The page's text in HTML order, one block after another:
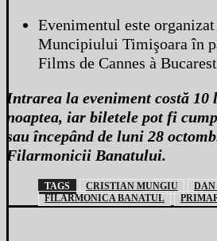
Evenimentul este
Muncipiului Timişoara în
Films de Cannes à Bucarest
Intrarea la eveniment costă 10
noaptea, iar biletele pot fi
sau începând de luni 28
Filarmonicii Banatului.
TAGS CRISTIAN MUNGIU
FILARMONICA BANATUL